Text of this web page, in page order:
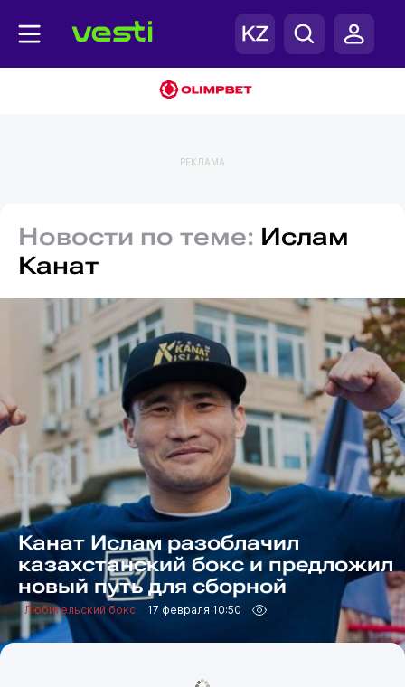
РЕКЛАМА
Новости по теме: Ислам
Канат
Канат Ислам разоблачил
казахстанский бокс и предложил
новый путь для сборной
Любительский бокс 17 февраля 10:50